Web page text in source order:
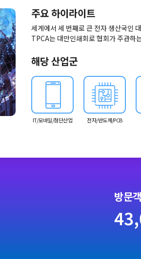
주요 하이라이트
세계에서 세 번째로 큰 전자 생산국인
TPCA는 대만인쇄회로 협회가 주관하
PCB 공급자와 새로운 기술, PCB 산
제조자, 구매자들과 함께 보다 강력한
한 새로운 시장 개척을 선도하는 하나
이어 아시아 PCB 시장 점유율 2위의
름, 선진 경영기법 등을 본 전시회의 참
해당 산업군
IT/모바일/첨단산업 전자/반도체/PCB
방문객